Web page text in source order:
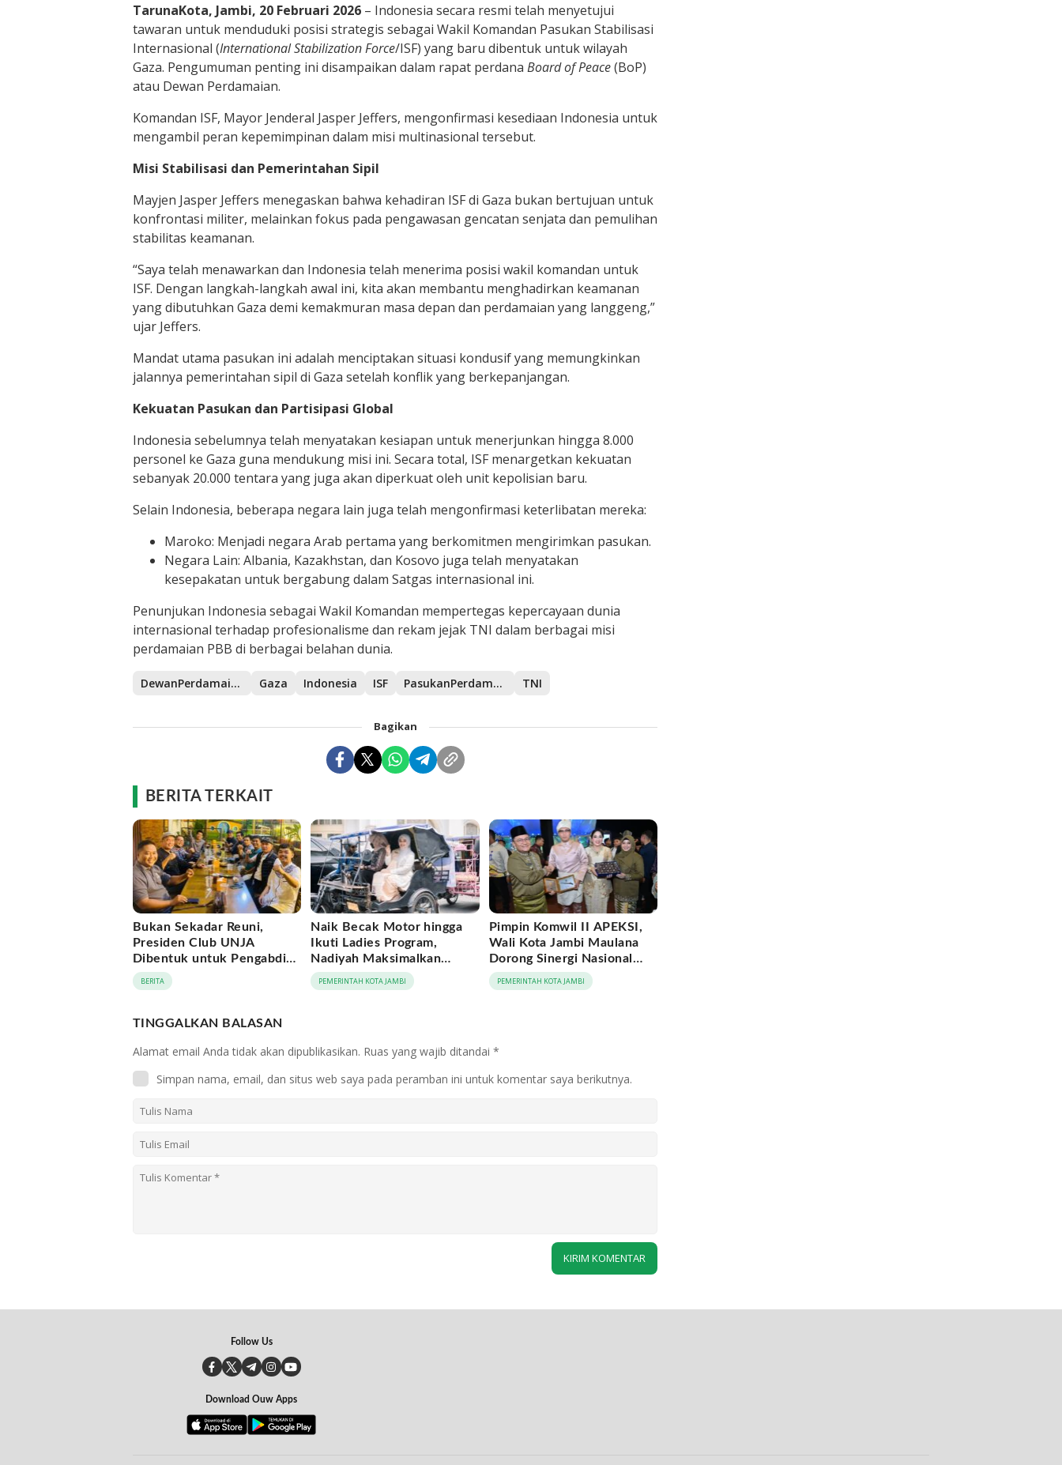
TarunaKota, Jambi, 20 Februari 2026 – Indonesia secara resmi telah menyetujui
tawaran untuk menduduki posisi strategis sebagai Wakil Komandan Pasukan Stabilisasi
Internasional (International Stabilization Force/ISF) yang baru dibentuk untuk wilayah
Gaza. Pengumuman penting ini disampaikan dalam rapat perdana Board of Peace(BoP)
atau Dewan Perdamaian.
Komandan ISF, Mayor Jenderal Jasper Jeffers, mengonfirmasi kesediaan Indonesia untuk
mengambil peran kepemimpinan dalam misi multinasional tersebut.
Misi Stabilisasi dan Pemerintahan Sipil
Mayjen Jasper Jeffers menegaskan bahwa kehadiran ISF di Gaza bukan bertujuan untuk
konfrontasi militer, melainkan fokus pada pengawasan gencatan senjata dan pemulihan
stabilitas keamanan.
“Saya telah menawarkan dan Indonesia telah menerima posisi wakil komandan untuk
ISF. Dengan langkah-langkah awal ini, kita akan membantu menghadirkan keamanan
yang dibutuhkan Gaza demi kemakmuran masa depan dan perdamaian yang langgeng,”
ujar Jeffers.
Mandat utama pasukan ini adalah menciptakan situasi kondusif yang memungkinkan
jalannya pemerintahan sipil di Gaza setelah konflik yang berkepanjangan.
Kekuatan Pasukan dan Partisipasi Global
Indonesia sebelumnya telah menyatakan kesiapan untuk menerjunkan hingga 8.000
personel ke Gaza guna mendukung misi ini. Secara total, ISF menargetkan kekuatan
sebanyak 20.000 tentara yang juga akan diperkuat oleh unit kepolisian baru.
Selain Indonesia, beberapa negara lain juga telah mengonfirmasi keterlibatan mereka:
Maroko: Menjadi negara Arab pertama yang berkomitmen mengirimkan pasukan.
Negara Lain: Albania, Kazakhstan, dan Kosovo juga telah menyatakan
kesepakatan untuk bergabung dalam Satgas internasional ini.
Penunjukan Indonesia sebagai Wakil Komandan mempertegas kepercayaan dunia
internasional terhadap profesionalisme dan rekam jejak TNI dalam berbagai misi
perdamaian PBB di berbagai belahan dunia.
DewanPerdamaian Gaza Indonesia ISF PasukanPerdamaian TNI
Bagikan
BERITA TERKAIT
Bukan Sekadar Reuni,
Presiden Club UNJA
Dibentuk untuk Pengabdian
Lintas Generasi
BERITA
Naik Becak Motor hingga
Ikuti Ladies Program,
Nadiyah Maksimalkan
Momentum Rakernas
APEKSI di Medan
PEMERINTAH KOTA JAMBI
Pimpin Komwil II APEKSI,
Wali Kota Jambi Maulana
Dorong Sinergi Nasional
Antar-Kota
PEMERINTAH KOTA JAMBI
TINGGALKAN BALASAN
Alamat email Anda tidak akan dipublikasikan. Ruas yang wajib ditandai *
Simpan nama, email, dan situs web saya pada peramban ini untuk komentar saya berikutnya.
Follow Us
Download Ouw Apps